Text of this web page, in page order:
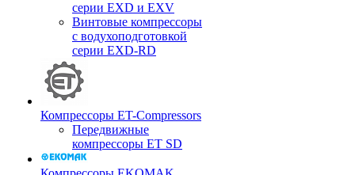
серии EXD и EXV
Винтовые компрессоры
с водухоподготовкой
серии EXD-RD
Компрессоры ET-Compressors
Передвижные
компрессоры ET SD